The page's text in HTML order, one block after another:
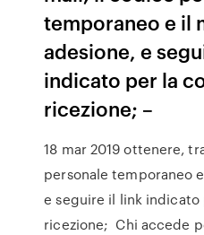
temporaneo e il
adesione, e
indicato per la
ricezione; –
18 mar 2019 ottenere,
personale temporaneo
e seguire il link
ricezione; Chi accede